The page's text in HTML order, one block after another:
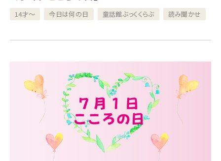
14才～ 今日は何の日 童話館ぶっくくらぶ 読み聞かせ